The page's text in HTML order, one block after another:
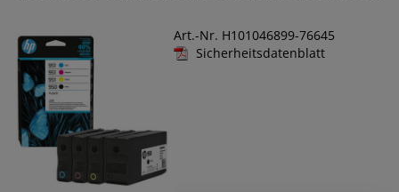
Art.-Nr. H101046899-76645
Sicherheitsdatenblatt